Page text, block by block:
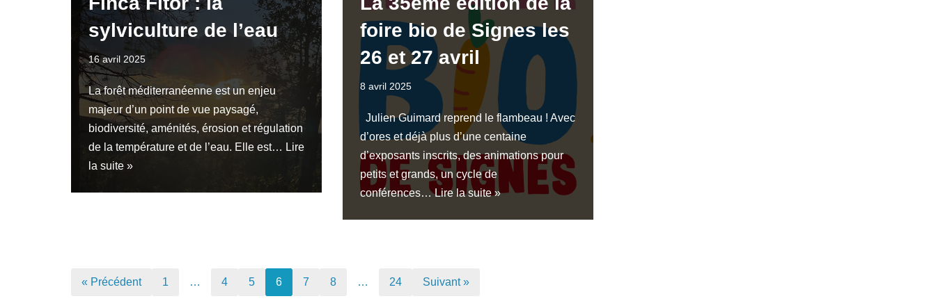
sylviculture de l’eau
16 avril 2025
La forêt méditerranéenne est un enjeu
majeur d’un point de vue paysagé,
biodiversité, aménités, érosion et régulation
de la température et de l’eau. Elle est… Lire
la suite »
foire bio de Signes les
26 et 27 avril
8 avril 2025
Julien Guimard reprend le flambeau ! Avec
d’ores et déjà plus d’une centaine
d’exposants inscrits, des animations pour
petits et grands, un cycle de
conférences…Lire la suite »
« Précédent 1 … 4 5 6 7 8 … 24 Suivant »